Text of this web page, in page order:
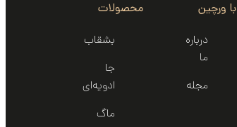
با ورچین
درباره
ما
مجله
محصولات
بشقاب
جا
ادویه‌ای
ماگ